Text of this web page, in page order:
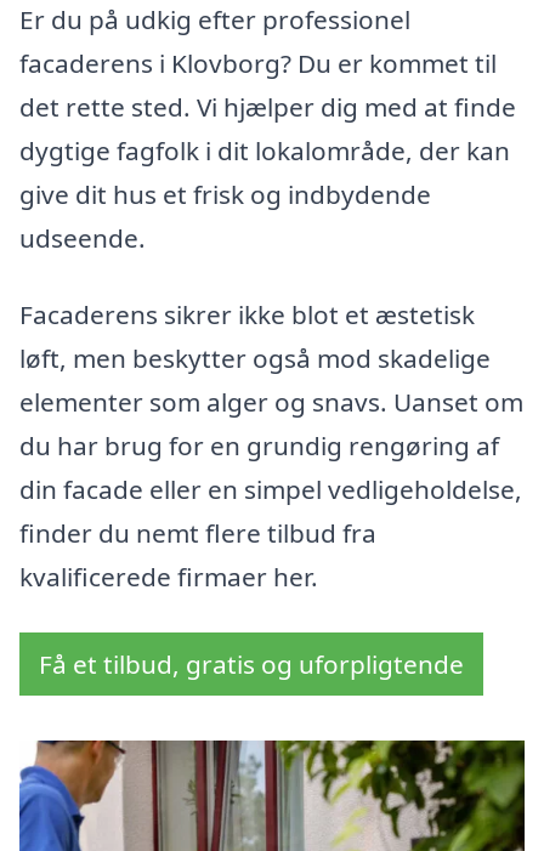
Er du på udkig efter professionel
facaderens i Klovborg? Du er kommet til
det rette sted. Vi hjælper dig med at finde
dygtige fagfolk i dit lokalområde, der kan
give dit hus et frisk og indbydende
udseende.
Facaderens sikrer ikke blot et æstetisk
løft, men beskytter også mod skadelige
elementer som alger og snavs. Uanset om
du har brug for en grundig rengøring af
din facade eller en simpel vedligeholdelse,
finder du nemt flere tilbud fra
kvalificerede firmaer her.
Få et tilbud, gratis og uforpligtende